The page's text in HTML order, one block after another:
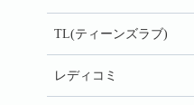
TL(ティーンズラブ)
レディコミ